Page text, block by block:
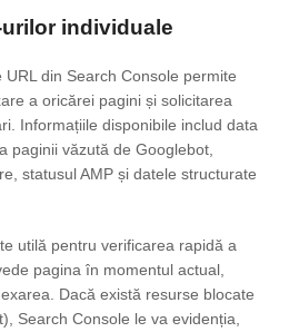
individuale
din Search Console permite
a oricărei pagini și solicitarea
Informațiile disponibile includ data
paginii văzută de Googlebot,
statusul AMP și datele structurate
utilă pentru verificarea rapidă a
pagina în momentul actual,
Dacă există resurse blocate
Search Console le va evidenția,